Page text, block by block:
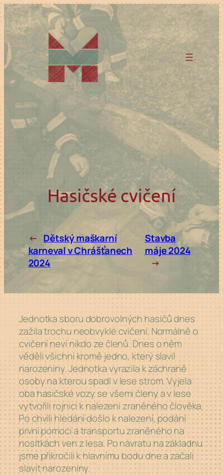
Přeskočit
na
obsah
Hasičské cvičení
← Dětský maškarní
karneval v Chrášťanech
2024
Stavba
máje 2024
→
Jednotka sboru dobrovolných hasičů dnes
zažila trochu neobvyklé cvičení. Normálně o
cvičení neví nikdo ze členů. Dnes o něm
věděli všichni kromě jedno, který slavil
narozeniny. Jednotka vyrazila k záchraně
osoby na kterou spadl v lese strom. Vyjela
oba hasičské vozy se všemi členy a v lese
vytvořili rojnici k nalezení zraněného člověka.
Po chvíli hledání došlo k nalezení, podání
první pomoci a transportu zraněného na
nosítkách ven z lesa. Po návratu na základnu
jsme přikročili k hlavnímu bodu dne a začali
slavit narozeniny.